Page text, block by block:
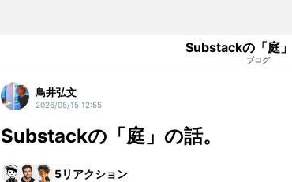
Substackの「庭」
ブログ
鳥井弘文
2026/05/15 12:55
Substackの「庭」の話。
5リアクション